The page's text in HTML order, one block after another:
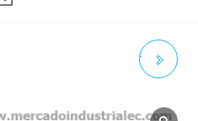
TEE ROSCADA 3" 150# NPT